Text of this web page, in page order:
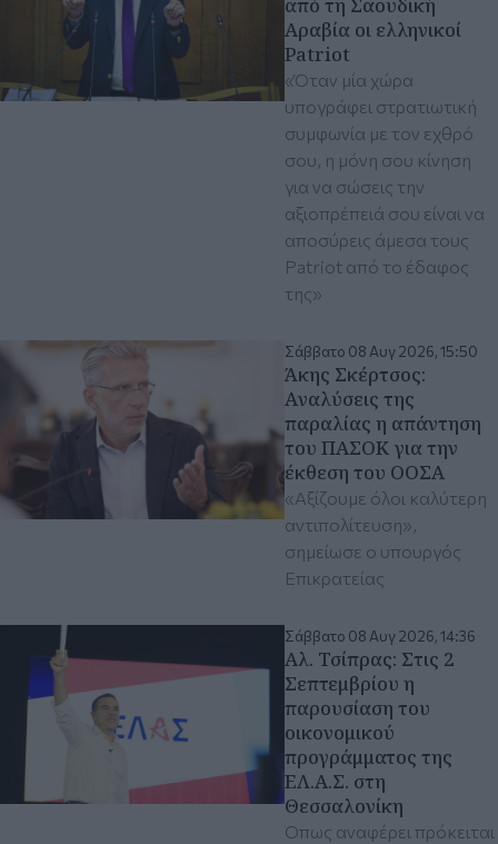
από τη Σαουδική
Αραβία οι ελληνικοί
Patriot
«Όταν μία χώρα
υπογράφει στρατιωτική
συμφωνία με τον εχθρό
σου, η μόνη σου κίνηση
για να σώσεις την
αξιοπρέπειά σου είναι να
αποσύρεις άμεσα τους
Patriot από το έδαφος
της»
Σάββατο 08 Αυγ 2026, 15:50
Άκης Σκέρτσος:
Aναλύσεις της
παραλίας η απάντηση
του ΠΑΣΟΚ για την
έκθεση του ΟΟΣΑ
«Αξίζουμε όλοι καλύτερη
αντιπολίτευση»,
σημείωσε ο υπουργός
Επικρατείας
Σάββατο 08 Αυγ 2026, 14:36
Αλ. Τσίπρας: Στις 2
Σεπτεμβρίου η
παρουσίαση του
οικονομικού
προγράμματος της
ΕΛ.Α.Σ. στη
Θεσσαλονίκη
Όπως αναφέρει πρόκειται